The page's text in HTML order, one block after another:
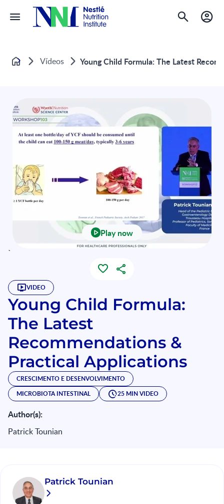
Home Vídeos Young Child Formula: The Latest
Play now
`
VIDEO
Young Child Formula:
The Latest
Recommendations &
Practical Applications
CRESCIMENTO E DESENVOLVIMENTO
MICROBIOTA INTESTINAL
25 MIN VIDEO
Author(s):
Patrick Tounian
Patrick Tounian